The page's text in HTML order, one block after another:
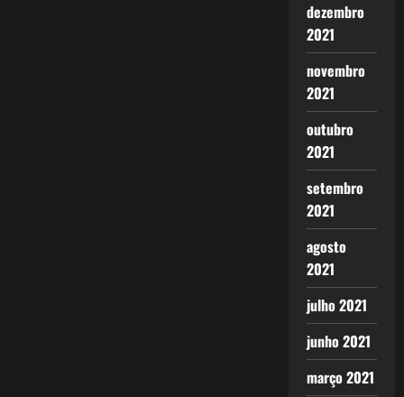
dezembro
2021
novembro
2021
outubro
2021
setembro
2021
agosto
2021
julho 2021
junho 2021
março 2021